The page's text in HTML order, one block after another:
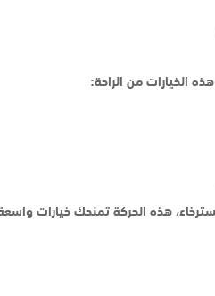
الخيارات من الراحة: